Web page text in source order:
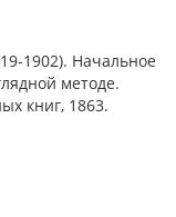
1902). Начальное
методе.
книг, 1863.